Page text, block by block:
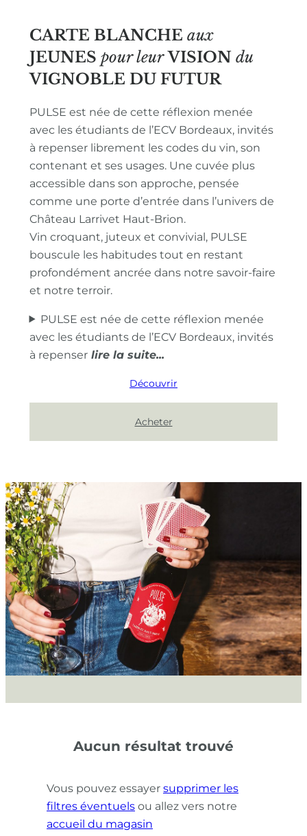
CARTE BLANCHE aux
JEUNES pour leur VISION du
VIGNOBLE DU FUTUR
PULSE est née de cette réflexion menée
avec les étudiants de l’ECV Bordeaux, invités
à repenser librement les codes du vin, son
contenant et ses usages. Une cuvée plus
accessible dans son approche, pensée
comme une porte d’entrée dans l’univers de
Château Larrivet Haut-Brion.
Vin croquant, juteux et convivial, PULSE
bouscule les habitudes tout en restant
profondément ancrée dans notre savoir-faire
et notre terroir.
PULSE est née de cette réflexion menée
avec les étudiants de l’ECV Bordeaux, invités
à repenser
Découvrir
Acheter
Aucun résultat trouvé
Vous pouvez essayer supprimer les
filtres éventuels ou allez vers notre
accueil du magasin